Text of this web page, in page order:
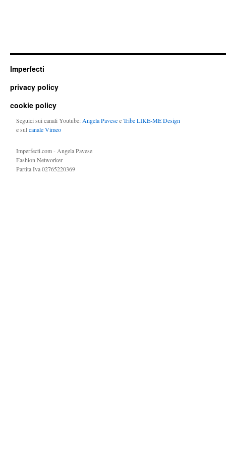
Imperfecti
privacy policy
cookie policy
Seguici sui canali Youtube: Angela PaveseeTribe LIKE-ME Design
e sulcanale Vimeo
Imperfecti.com - Angela Pavese
Fashion Networker
Partita Iva 02765220369